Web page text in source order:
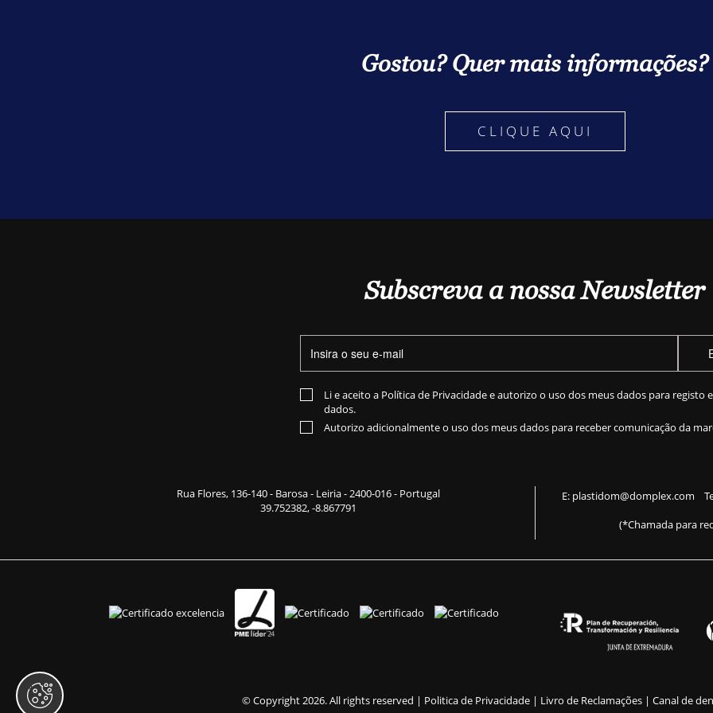
Gostou? Quer mais informações?
CLIQUE AQUI
Subscreva a nossa Newsletter
Li e aceito a Política de Privacidadee autorizo o uso dos meus dados para registo
dados.
Autorizo adicionalmente o uso dos meus dados para receber comunicação da
Rua Flores, 136-140- Barosa - Leiria - 2400-016 - Portugal
39.752382, -8.867791
E: plastidom@domplex.com
(*Chamada para
© Copyright 2026. All rights reserved | Politica de Privacidade | Livro de Reclamações| Canal de